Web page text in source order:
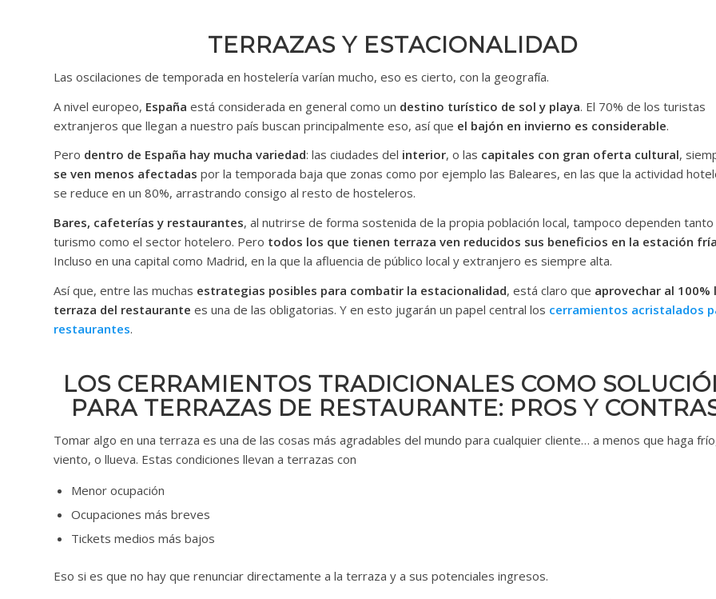
TERRAZAS Y ESTACIONALIDAD
Las oscilaciones de temporada en hostelería varían mucho, eso es cierto, con la geografía.
A nivel europeo, España está considerada en general como un destino turístico de sol y playa. El 70% de los turistas
extranjeros que llegan a nuestro país buscan principalmente eso, así que el bajón en invierno es considerable.
Pero dentro de España hay mucha variedad: las ciudades del interior, o las capitales con gran oferta cultural,
se ven menos afectadas por la temporada baja que zonas como por ejemplo las Baleares, en las que la actividad
se reduce en un 80%, arrastrando consigo al resto de hosteleros.
Bares, cafeterías y restaurantes, al nutrirse de forma sostenida de la propia población local, tampoco dependen
turismo como el sector hotelero. Pero todos los que tienen terraza ven reducidos sus beneficios en la estación
Incluso en una capital como Madrid, en la que la afluencia de público local y extranjero es siempre alta.
Así que, entre las muchas estrategias posibles para combatir la estacionalidad, está claro que aprovechar al 100%
terraza del restaurante es una de las obligatorias. Y en esto jugarán un papel central los cerramientos acristalados
restaurantes.
LOS CERRAMIENTOS TRADICIONALES COMO
PARA TERRAZAS DE RESTAURANTE: PROS Y
Tomar algo en una terraza es una de las cosas más agradables del mundo para cualquier cliente… a menos que haga
viento, o llueva. Estas condiciones llevan a terrazas con
Menor ocupación
Ocupaciones más breves
Tickets medios más bajos
Eso si es que no hay que renunciar directamente a la terraza y a sus potenciales ingresos.